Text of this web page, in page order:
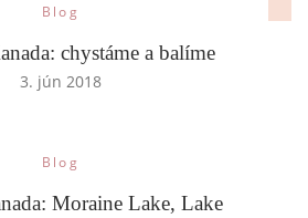
Blog
chystáme a balíme
3. jún 2018
Blog
Moraine Lake, Lake